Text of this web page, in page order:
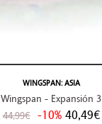
WINGSPAN: ASIA
Wingspan - Expansión 3
44,99€ -10% 40,49€